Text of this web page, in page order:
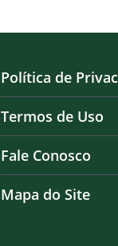
Política de
Termos de Uso
Fale Conosco
Mapa do Site